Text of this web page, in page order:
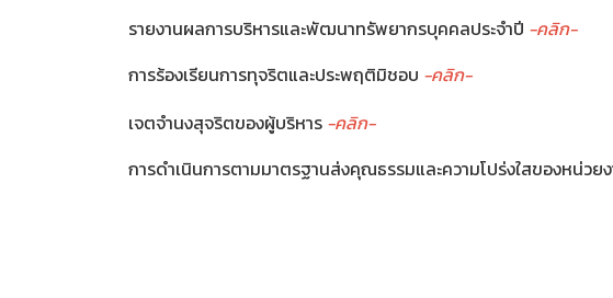
รายงานผลการบริหารและพัฒนาทรัพยากรบุคคลประจำปี -คลิก-
การร้องเรียนการทุจริตและประพฤติมิชอบ -คลิก-
เจตจำนงสุจริตของผู้บริหาร -คลิก-
การดำเนินการตามมาตรฐานส่งคุณธรรมและความโปร่งใสของหน่วย